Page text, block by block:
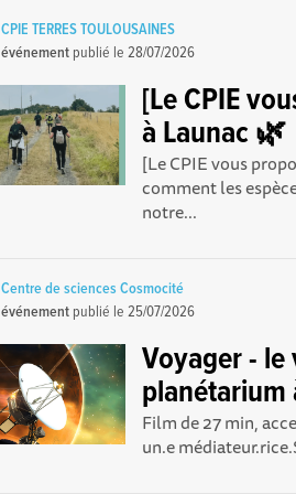
CPIE TERRES TOULOUSAINES
événement publié le28/07/2026
[Le CPIE
à Launac 🌿
[Le CPIE vous
comment les
notre...
Centre de sciences Cosmocité
événement publié le25/07/2026
Voyager -
planétarium
Film de 27 min,
un.e